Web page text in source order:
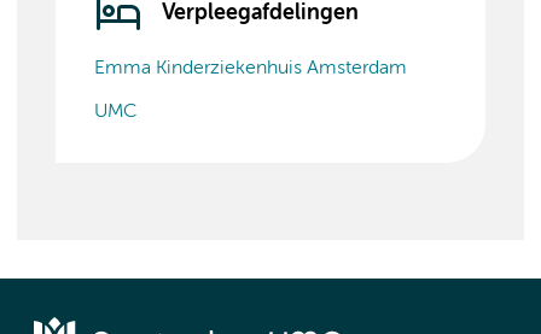
Verpleegafdelingen
Emma Kinderziekenhuis Amsterdam
UMC